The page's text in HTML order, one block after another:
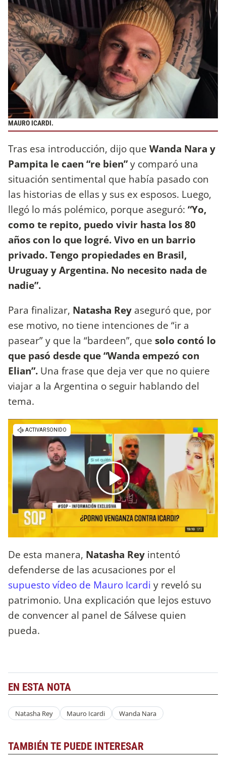
MAURO ICARDI.
Tras esa introducción, dijo que Wanda Nara y
Pampita le caen “re bien”y comparó una
situación sentimental que había pasado con
las historias de ellas y sus ex esposos. Luego,
llegó lo más polémico, porque aseguró: “Yo,
como te repito, puedo vivir hasta los 80
años con lo que logré. Vivo en un barrio
privado. Tengo propiedades en Brasil,
Uruguay y Argentina. No necesito nada de
nadie”.
Para finalizar, Natasha Rey aseguró que, por
ese motivo, no tiene intenciones de “ir a
pasear” y que la “bardeen”, que solo contó lo
que pasó desde que “Wanda empezó con
Elian”. Una frase que deja ver que no quiere
viajar a la Argentina o seguir hablando del
tema.
De esta manera, Natasha Rey intentó
defenderse de las acusaciones por el
supuesto vídeo de Mauro Icardi y reveló su
patrimonio. Una explicación que lejos estuvo
de convencer al panel de Sálvese quien
pueda.
EN ESTA NOTA
Natasha Rey Mauro Icardi Wanda Nara
TAMBIÉN TE PUEDE INTERESAR